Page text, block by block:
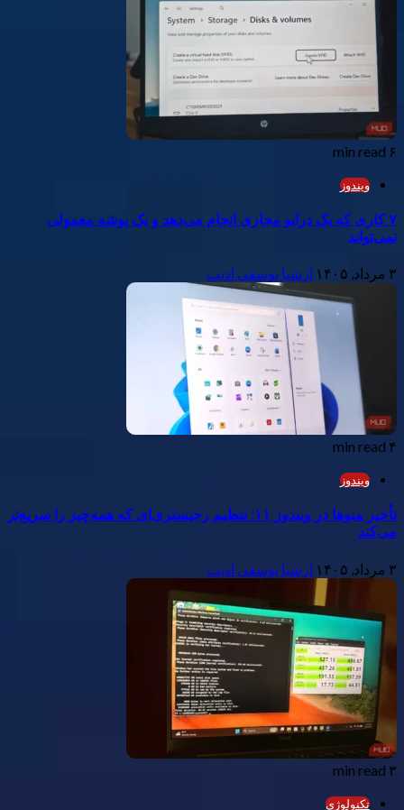
۶ min read
ویندوز
۷ کاری که یک درایو مجازی انجام می‌دهد و یک پوشه معمولی
نمی‌تواند
۳ مرداد, ۱۴۰۵ ارشیا یوسفی ادیب
۴ min read
ویندوز
تأخیر منوها در ویندوز ۱۱: تنظیم رجیستری‌ای که همه‌چیز را سریع‌تر
می‌کند
۳ مرداد, ۱۴۰۵ ارشیا یوسفی ادیب
۳ min read
تکنولوژی